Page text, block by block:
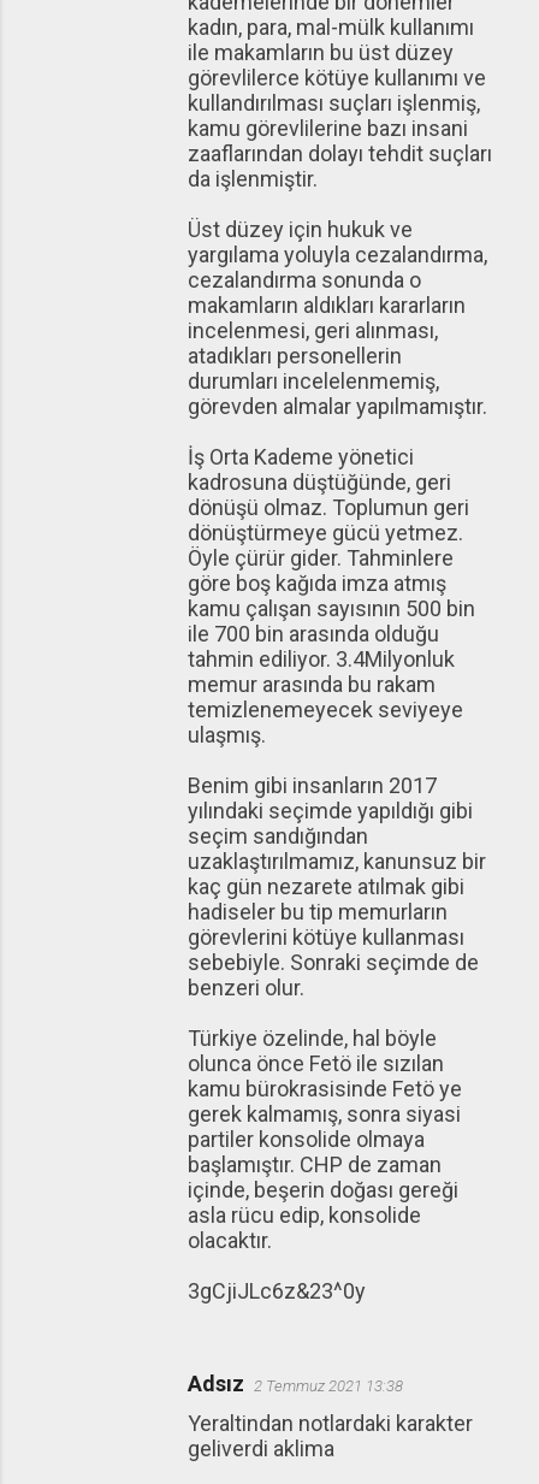
kadın, para, mal-mülk kullanımı
ile makamların bu üst düzey
görevlilerce kötüye kullanımı ve
kullandırılması suçları işlenmiş,
kamu görevlilerine bazı insani
zaaflarından dolayı tehdit suçları
da işlenmiştir.
Üst düzey için hukuk ve
yargılama yoluyla cezalandırma,
cezalandırma sonunda o
makamların aldıkları kararların
incelenmesi, geri alınması,
atadıkları personellerin
durumları incelelenmemiş,
görevden almalar yapılmamıştır.
İş Orta Kademe yönetici
kadrosuna düştüğünde, geri
dönüşü olmaz. Toplumun geri
dönüştürmeye gücü yetmez.
Öyle çürür gider. Tahminlere
göre boş kağıda imza atmış
kamu çalışan sayısının 500 bin
ile 700 bin arasında olduğu
tahmin ediliyor. 3.4Milyonluk
memur arasında bu rakam
temizlenemeyecek seviyeye
ulaşmış.
Benim gibi insanların 2017
yılındaki seçimde yapıldığı gibi
seçim sandığından
uzaklaştırılmamız, kanunsuz bir
kaç gün nezarete atılmak gibi
hadiseler bu tip memurların
görevlerini kötüye kullanması
sebebiyle. Sonraki seçimde de
benzeri olur.
Türkiye özelinde, hal böyle
olunca önce Fetö ile sızılan
kamu bürokrasisinde Fetö ye
gerek kalmamış, sonra siyasi
partiler konsolide olmaya
başlamıştır. CHP de zaman
içinde, beşerin doğası gereği
asla rücu edip, konsolide
olacaktır.
3gCjiJLc6z&23^0y
Adsız 2 Temmuz 2021 13:38
Yeraltindan notlardaki karakter
geliverdi aklima